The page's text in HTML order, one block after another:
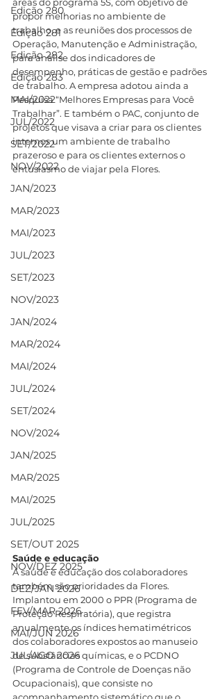
Edição 280
Edição 281
Edição 282
Edição 283
MAI/2022
JUL/2022
SET/2022
NOV/2022
JAN/2023
MAR/2023
MAI/2023
JUL/2023
SET/2023
NOV/2023
JAN/2024
MAR/2024
MAI/2024
JUL/2024
SET/2024
NOV/2024
JAN/2025
MAR/2025
MAI/2025
JUL/2025
SET/OUT 2025
NOV/DEZ 2025
DEZ/JAN 2026
FEV/MAR 2026
MAI/JUN 2026
JUL/AGO 2026
propor melhorias no ambiente de
trabalho, e as reuniões dos processos de
Operação, Manutenção e Administração,
para análise dos indicadores de
desempenho, práticas de gestão e padrões
de trabalho. A empresa adotou ainda a
Pesquisa “Melhores Empresas para Você
Trabalhar”. E também o PAC, conjunto de
projetos que visava a criar para os clientes
internos um ambiente de trabalho
prazeroso e para os clientes externos o
entusiasmo de viajar pela Flores.
Saúde e educação
A saúde e educação dos colaboradores
também são prioridades da Flores.
Implantou em 2000 o PPR (Programa de
Proteção Respiratória), que registra
anualmente os índices hematimétricos
dos colaboradores expostos ao manuseio
de substâncias químicas, e o PCDNO
(Programa de Controle de Doenças não
Ocupacionais), que consiste no